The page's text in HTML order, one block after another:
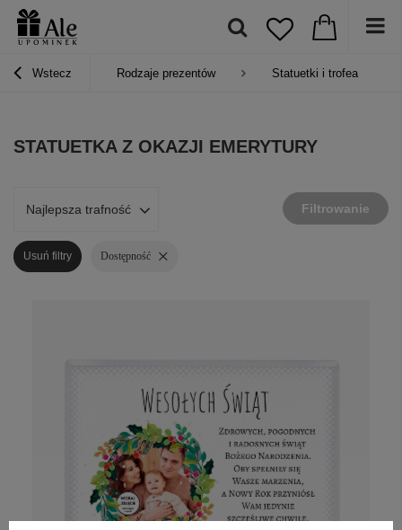
Wstecz Rodzaje prezentów Statuetki i trofea
STATUETKA Z OKAZJI EMERYTURY
Najlepsza trafność Filtrowanie
Usuń filtry Dostępność